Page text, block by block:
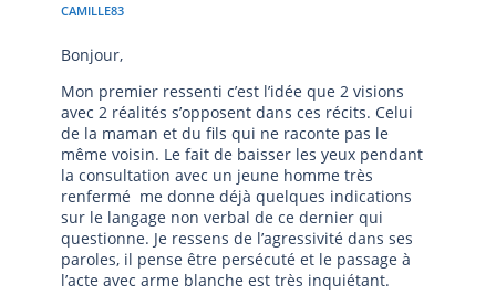
Bonjour,
Mon premier ressenti c’est l’idée que 2 visions
avec 2 réalités s’opposent dans ces récits. Celui
de la maman et du fils qui ne raconte pas le
même voisin. Le fait de baisser les yeux pendant
la consultation avec un jeune homme très
renfermé me donne déjà quelques indications
sur le langage non verbal de ce dernier qui
questionne. Je ressens de l’agressivité dans ses
paroles, il pense être persécuté et le passage à
l’acte avec arme blanche est très inquiétant.